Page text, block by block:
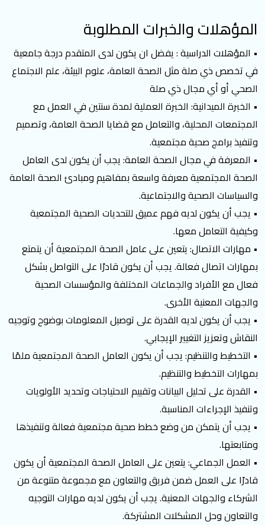
المؤهلات والخبرات المطلوبة
• المؤهلات الدراسية : يفضل ان يكون لدى المتقدم درجة جامعية
في تخصص ذي صلة مثل الصحة العامة، علوم البيئة، علم الاجتماع
الصحي أو أي مجال ذي صلة
• الخبرة الميدانية: الخبرة العملية لمدة سنتين في العمل مع
المجتمعات المحلية، والتعامل مع قضايا الصحة العامة، وتصميم
وتنفيذ برامج صحية مجتمعية.
• المعرفة في مجال الصحة العامة: يجب أن يكون لدى العامل
الصحة المجتمعية معرفة واسعة بمفاهيم ومبادئ الصحة العامة
والسياسات الصحية والاجتماعية.
• يجب أن يكون لديه فهم عميق للتحديات الصحية المجتمعية
وكيفية التعامل معها.
• مهارات الاتصال: يتعين على عامل الصحة المجتمعية أن يتمتع
بمهارات اتصال فعالة. يجب أن يكون قادرًا على التواصل بشكل
فعال مع الأفراد والجماعات المختلفة والمؤسسات الصحية
والجهات المعنية الأخرى.
• يجب أن يكون لديه القدرة على توصيل المعلومات بوضوح وتوجيه
النقاش وتعزيز التغيير الإيجابي.
• التخطيط والتنظيم: يجب أن يكون العامل الصحة المجتمعية ملمًا
بمهارات التخطيط والتنظيم.
• القدرة على تحليل البيانات وتقييم الاحتياجات وتحديد الأولويات
وتنفيذ الإجراءات المناسبة.
• يجب أن يتمكن من وضع خطط صحية مجتمعية فعالة وتنفيذها
ومتابعتها.
• العمل الجماعي: يتعين على العامل الصحة المجتمعية أن يكون
قادرًا على العمل ضمن فريق والتعاون مع مجموعة متنوعة من
الشركاء والجهات المعنية. يجب أن يكون لديه مهارات التوجيه
والتعاون وحل المشكلات المشتركة.